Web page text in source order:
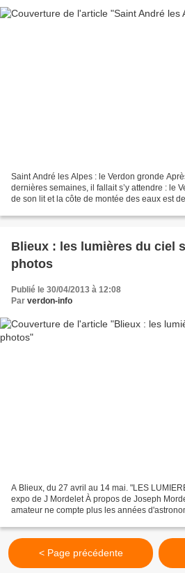
Saint André les Alpes : le Verdon gronde
dernières semaines, il fallait s’y attendre : le
de son lit et la côte de montée des eaux est
Blieux : les lumières du ciel
photos
Publié le 30/04/2013 à 12:08
Par verdon-info
A Blieux, du 27 avril au 14 mai. "LES
expo de J Mordelet À propos de Joseph
amateur ne compte plus les années
< Page précédente